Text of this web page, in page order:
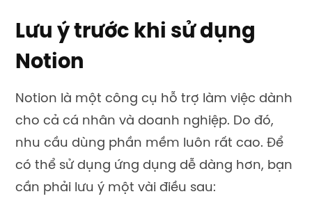
Lưu ý trước khi sử dụng
Notion
Notion là một công cụ hỗ trợ làm việc dành
cho cả cá nhân và doanh nghiệp. Do đó,
nhu cầu dùng phần mềm luôn rất cao. Để
có thể sử dụng ứng dụng dễ dàng hơn, bạn
cần phải lưu ý một vài điều sau: